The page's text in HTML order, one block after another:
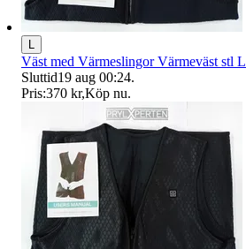
L
Väst med Värmeslingor Värmeväst stl L
Sluttid19 aug 00:24.
Pris:370 kr,Köp nu.